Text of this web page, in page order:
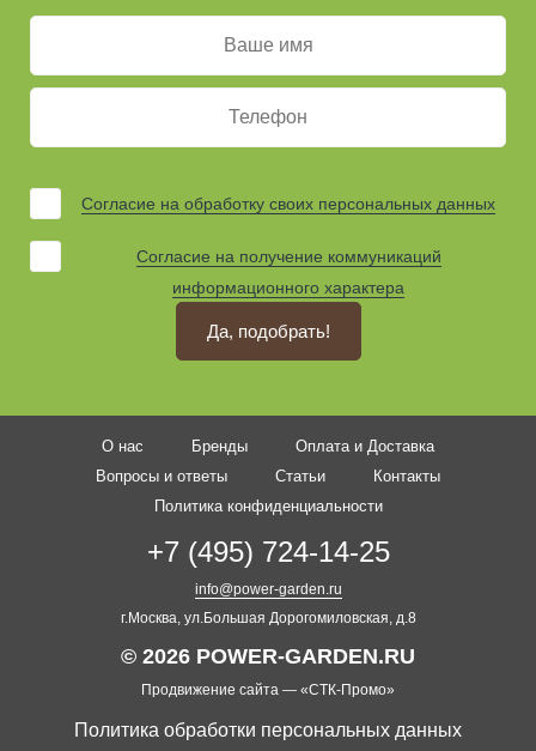
Согласие на обработку своих персональных данных
Согласие на получение коммуникаций
информационного характера
Да, подобрать!
О нас Бренды
Оплата и Доставка
Вопросы и ответы
Статьи
Контакты
Политика конфиденциальности
+7 (495) 724-14-25
info@power-garden.ru
г.Москва, ул.Большая Дорогомиловская, д.8
© 2026 POWER-GARDEN.RU
Продвижение сайта — «СТК-Промо»
Политика обработки персональных данных